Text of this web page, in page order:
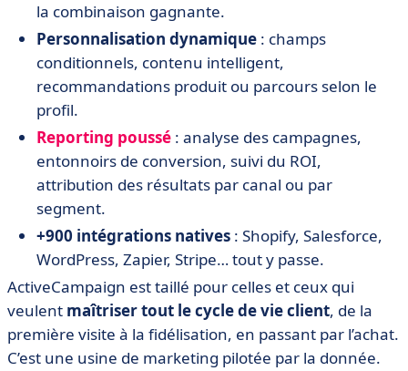
la combinaison gagnante.
Personnalisation dynamique : champs
conditionnels, contenu intelligent,
recommandations produit ou parcours selon le
profil.
Reporting poussé : analyse des campagnes,
entonnoirs de conversion, suivi du ROI,
attribution des résultats par canal ou par
segment.
+900 intégrations natives : Shopify, Salesforce,
WordPress, Zapier, Stripe… tout y passe.
ActiveCampaign est taillé pour celles et ceux qui
veulent maîtriser tout le cycle de vie client, de la
première visite à la fidélisation, en passant par l’achat.
C’est une usine de marketing pilotée par la donnée.